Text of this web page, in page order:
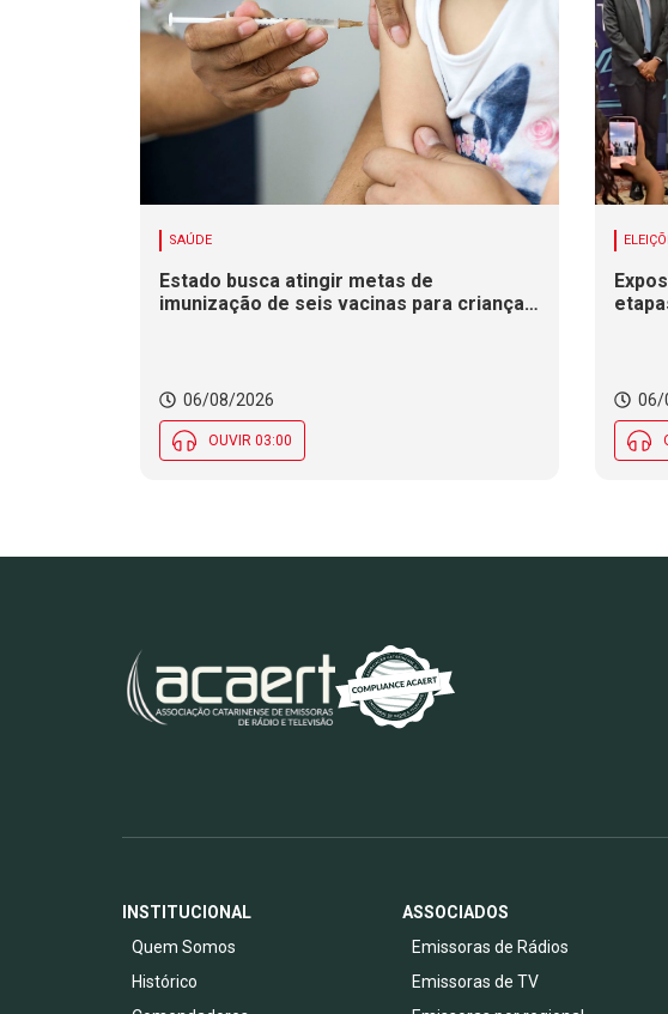
SAÚDE
Estado busca atingir metas de
imunização de seis vacinas para crianças
06/08/2026
OUVIR 03:00
06/
INSTITUCIONAL
Quem Somos
Histórico
ASSOCIADOS
Emissoras de Rádios
Emissoras de TV